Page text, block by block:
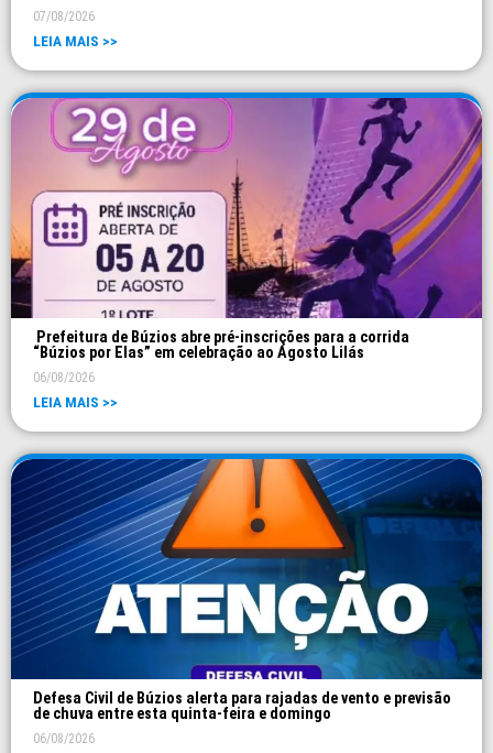
07/08/2026
LEIA MAIS >>
Prefeitura de Búzios abre pré-inscrições para a corrida
“Búzios por Elas” em celebração ao Agosto Lilás
06/08/2026
LEIA MAIS >>
Defesa Civil de Búzios alerta para rajadas de vento e previsão
de chuva entre esta quinta-feira e domingo
06/08/2026